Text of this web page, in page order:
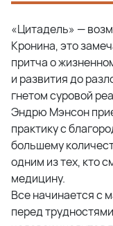
«Цитадель» —
Кронина, это
притча о
и развития до
гнетом суровой
Эндрю Мэнсон
практику с
большему
одним из тех, кто
медицину.
Все начинается с
перед